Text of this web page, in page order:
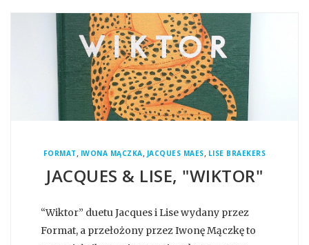
FORMAT, IWONA MĄCZKA, JACQUES MAES, LISE BRAEKERS
JACQUES & LISE, "WIKTOR"
“Wiktor” duetu Jacques i Lise wydany przez
Format, a przełożony przez Iwonę Mączkę to